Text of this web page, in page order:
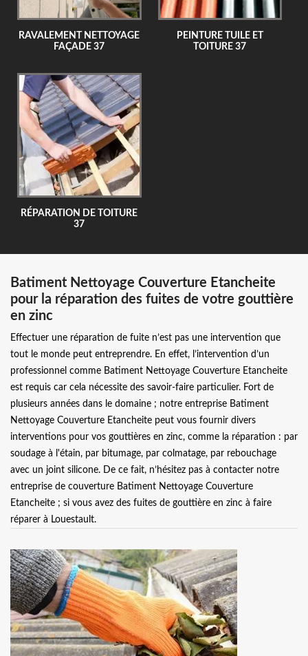
RAVALEMENT NETTOYAGE
FAÇADE 37
PEINTURE TUILE ET
TOITURE 37
RÉPARATION DE TOITURE
37
Batiment Nettoyage Couverture Etancheite
pour la réparation des fuites de votre gouttière
en zinc
Effectuer une réparation de fuite n’est pas une intervention que
tout le monde peut entreprendre. En effet, l’intervention d’un
professionnel comme Batiment Nettoyage Couverture Etancheite
est requis car cela nécessite des savoir-faire particulier. Fort de
plusieurs années dans le domaine ; notre entreprise Batiment
Nettoyage Couverture Etancheite peut vous fournir divers
interventions pour vos gouttières en zinc, comme la réparation : par
soudage à l'étain, par bitumage, par colmatage, par rebouchage
avec un joint silicone. De ce fait, n’hésitez pas à contacter notre
entreprise de couverture Batiment Nettoyage Couverture
Etancheite ; si vous avez des fuites de gouttière en zinc à faire
réparer à Louestault.